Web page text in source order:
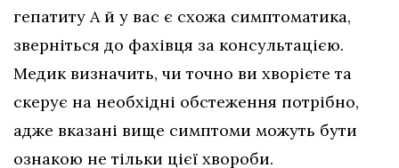
гепатиту А й у вас є схожа симптоматика,
зверніться до фахівця за консультацією.
Медик визначить, чи точно ви хворієте та
скерує на необхідні обстеження потрібно,
адже вказані вище симптоми можуть бути
ознакою не тільки цієї хвороби.